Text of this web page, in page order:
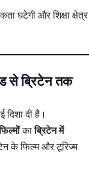
घटेगी और शिक्षा क्षेत्र
से ब्रिटेन तक
दिशा दी है।
काब्रिटेन में
के फिल्म और टूरिज्म